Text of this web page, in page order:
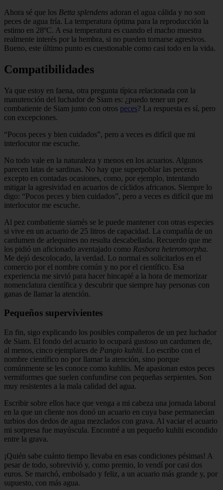
Ahora sé que los Betta splendens adoran el agua cálida y no son
peces de agua fría. La temperatura óptima para la reproducción la
estimo en 28ºC. A esa temperatura es cuando el macho muestra
realmente interés por la hembra, si no pueden tornarse agresivos.
Bueno, este último punto es cuestionable como casi todo en la vida.
Compatibilidades
Ya que estoy en faena, otra pregunta típica relacionada con la
manutención del luchador de Siam es: ¿puedo tener un pez
combatiente de Siam junto con otros peces? La respuesta es sí, pero
con excepciones.
“Pocos peces y bien cuidados”, pero a veces es difícil que mi
interlocutor me escuche.
No todo vale en la naturaleza y menos en los acuarios. Algunos
parecen latas de sardinas. No hay que superpoblar las peceras
excepto en contadas ocasiones, como, por ejemplo, intentando
mitigar la agresividad en acuarios de cíclidos africanos. Siempre lo
digo: “Pocos peces y bien cuidados”, pero a veces es difícil que mi
interlocutor me escuche.
Al pez combatiente siamés se le puede mantener con otras especies
si vive en un acuario de 25 litros de capacidad. La compañía de un
cardumen de arlequines no resulta descabellada. Recuerdo que me
los pidió un aficionado aventajado como Rasbora heteromorpha.
Me dejó descolocado, la verdad. Lo normal es solicitarlos en el
comercio por el nombre común y no por el científico. Esa
experiencia me sirvió para hacer hincapié a la hora de memorizar
nomenclatura científica y descubrir que siempre hay personas con
ganas de llamar la atención.
Pequeños supervivientes
En fin, sigo explicando los posibles compañeros de un pez luchador
de Siam. El fondo del acuario lo ocupará gustoso un cardumen de,
al menos, cinco ejemplares de Pangio kuhlii. Lo escribo con el
nombre científico no por llamar la atención, sino porque
comúnmente se les conoce como kuhliis. Me apasionan estos peces
vermiformes que suelen confundirse con pequeñas serpientes. Son
muy resistentes a la mala calidad del agua.
Escribir sobre ellos hace que venga a mi cabeza una jornada laboral
en la que un cliente nos donó un acuario en cuya base permanecían
turbios dos dedos de agua mezclados con grava. Al vaciar el acuario
mi sorpresa fue mayúscula. Encontré a un pequeño kuhlii escondido
entre la grava.
¡Quién sabe cuánto tiempo llevaba en esas condiciones pésimas! A
pesar de todo, sobrevivió y, como premio, lo vendí por casi dos
euros. Se marchó, embolsado y feliz, a un acuario más grande y, por
supuesto, con más agua.